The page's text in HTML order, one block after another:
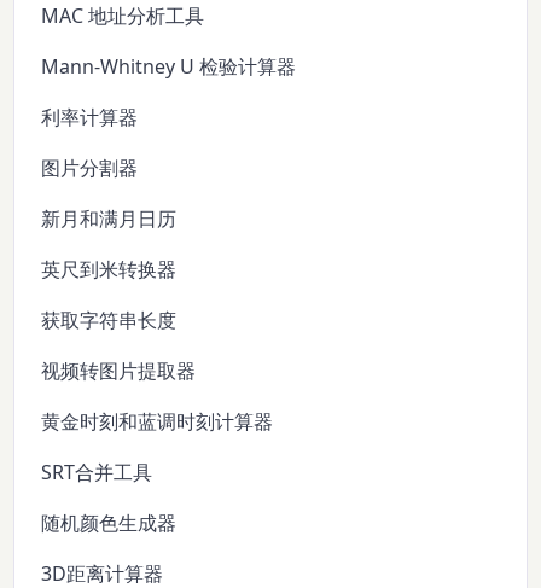
MAC 地址分析工具
Mann-Whitney U 检验计算器
利率计算器
图片分割器
新月和满月日历
英尺到米转换器
获取字符串长度
视频转图片提取器
黄金时刻和蓝调时刻计算器
SRT合并工具
随机颜色生成器
3D距离计算器